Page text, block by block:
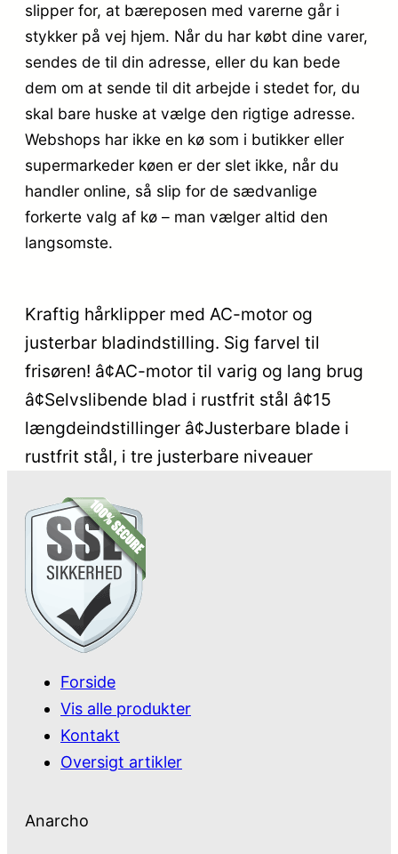
slipper for, at bæreposen med varerne går i
stykker på vej hjem. Når du har købt dine varer,
sendes de til din adresse, eller du kan bede
dem om at sende til dit arbejde i stedet for, du
skal bare huske at vælge den rigtige adresse.
Webshops har ikke en kø som i butikker eller
supermarkeder køen er der slet ikke, når du
handler online, så slip for de sædvanlige
forkerte valg af kø – man vælger altid den
langsomste.
Kraftig hårklipper med AC-motor og
justerbar bladindstilling. Sig farvel til
frisøren! â¢AC-motor til varig og lang brug
â¢Selvslibende blad i rustfrit stål â¢15
længdeindstillinger â¢Justerbare blade i
rustfrit stål, i tre justerbare niveauer
Forside
Vis alle produkter
Kontakt
Oversigt artikler
Anarcho